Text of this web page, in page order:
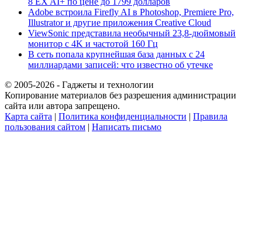
Adobe встроила Firefly AI в Photoshop, Premiere Pro,
Illustrator и другие приложения Creative Cloud
ViewSonic представила необычный 23,8-дюймовый
монитор с 4K и частотой 160 Гц
В сеть попала крупнейшая база данных с 24
миллиардами записей: что известно об утечке
© 2005-2026 - Гаджеты и технологии
Копирование материалов без разрешения администрации
сайта или автора запрещено.
Карта сайта | Политика конфиденциальности | Правила
пользования сайтом | Написать письмо